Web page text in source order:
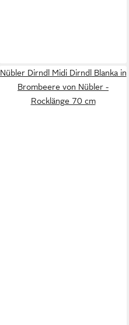
Nübler Dirndl Midi Dirndl Blanka in
Brombeere von Nübler -
Rocklänge 70 cm